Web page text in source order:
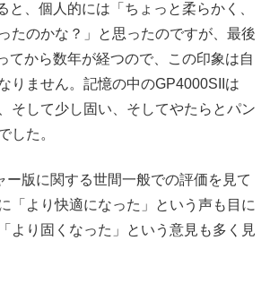
と、個人的には「ちょっと柔らかく、
たのかな？」と思ったのですが、最後
てから数年が経つので、この印象は自
りません。記憶の中のGP4000SIIは
そして少し固い、そしてやたらとパン
した。
ー版に関する世間一般での評価を見て
「より快適になった」という声も目に
より固くなった」という意見も多く見